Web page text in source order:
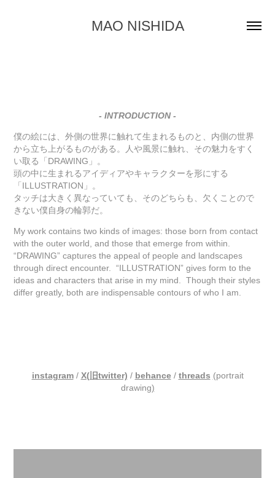
MAO NISHIDA
- INTRODUCTION -
僕の絵には、外側の世界に触れて生まれるものと、内側の世界
から立ち上がるものがある。人や風景に触れ、その魅力をすく
い取る「DRAWING」。
頭の中に生まれるアイディアやキャラクターを形にする
「ILLUSTRATION」。
タッチは大きく異なっていても、そのどちらも、欠くことので
きない僕自身の輪郭だ。
My work contains two kinds of images: those born from contact
with the outer world, and those that emerge from within.
“DRAWING” captures the appeal of people and landscapes
through direct encounter. “ILLUSTRATION” gives form to the
ideas and characters that arise in my mind. Though their styles
differ greatly, both are indispensable contours of who I am.
instagram/ X(旧twitter) / behance/ threads (portrait
drawing)